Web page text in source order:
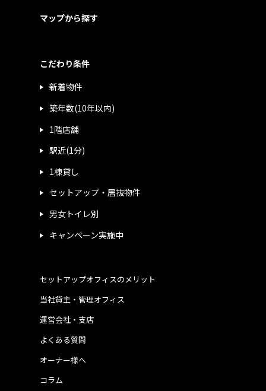
マップから探す
こだわり条件
新着物件
築年数(10年以内)
1階店舗
駅近(1分)
1棟貸し
セットアップ・居抜物件
男女トイレ別
キャンペーン実施中
運営会社・支店
よくある質問
当社貸主・管理オフィス
オーナー様へ
コラム
セットアップオフィスのメリット